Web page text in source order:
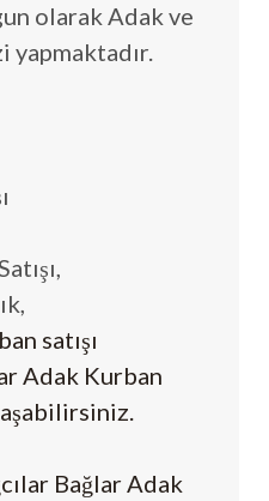
olarak Adak ve
satışı
Adak Kurban
Bağlar Adak